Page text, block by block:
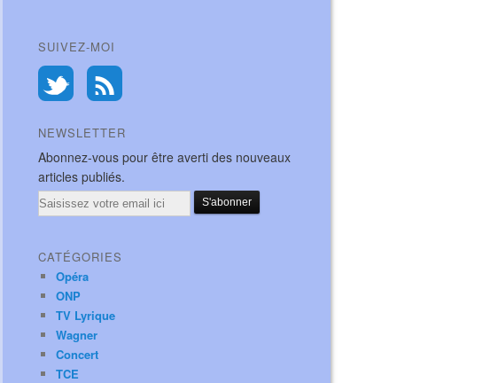
SUIVEZ-MOI
NEWSLETTER
Abonnez-vous pour être averti des nouveaux
articles publiés.
Email
CATÉGORIES
Opéra
ONP
TV Lyrique
Wagner
Concert
TCE